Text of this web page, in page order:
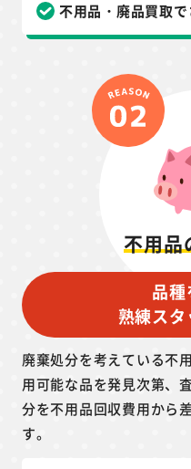
不用品・廃品買取
不用品
品
熟練スタ
廃棄処分を考えている不
用可能な品を発見次第、
分を不用品回収費用から
す。